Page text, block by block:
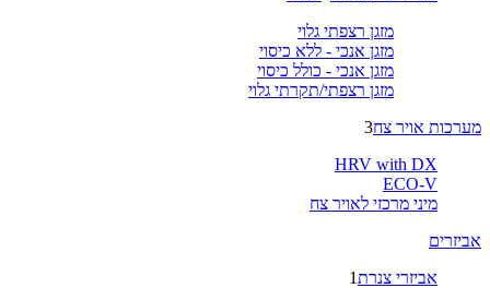
מזגן רצפתי גלוי
מזגן אנכי - ללא כיסוי
מזגן אנכי - כולל כיסוי
מזגן רצפתי/תקרתי גלוי
מערכות אויר צח3
HRV with DX
ECO-V
מיני מרכזי לאויר צח
אביזרים
אביזרי צנרת1